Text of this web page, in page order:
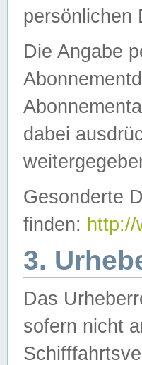
persönlichen
Die Angabe
dabei
Gesonderte
finden:
3.
Das
sofern nicht